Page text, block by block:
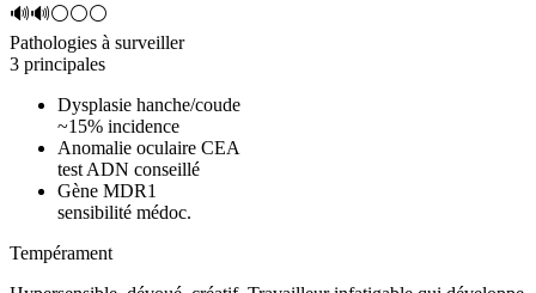
🔊🔊⚪⚪⚪
Pathologies à surveiller
3 principales
Dysplasie hanche/coude
~15% incidence
Anomalie oculaire CEA
test ADN conseillé
Gène MDR1
sensibilité médoc.
Tempérament